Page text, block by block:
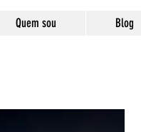
Quem sou Blog